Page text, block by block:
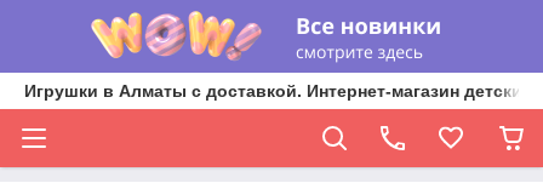
Игрушки в Алматы с доставкой. Интернет-магазин